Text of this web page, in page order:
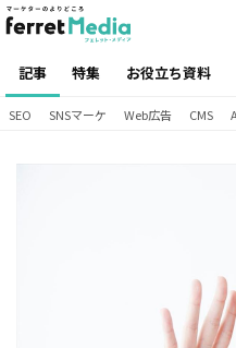
記事 特集 お役立ち資料
SEO SNSマーケ Web広告 CMS